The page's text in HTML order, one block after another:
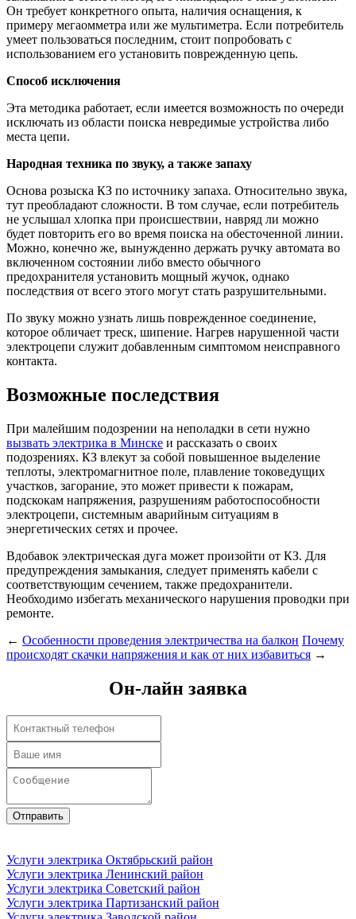
Он требует конкретного опыта, наличия оснащения, к
примеру мегаомметра или же мультиметра. Если потребитель
умеет пользоваться последним, стоит попробовать с
использованием его установить поврежденную цепь.
Способ исключения
Эта методика работает, если имеется возможность по очереди
исключать из области поиска невредимые устройства либо
места цепи.
Народная техника по звуку, а также запаху
Основа розыска КЗ по источнику запаха. Относительно звука,
тут преобладают сложности. В том случае, если потребитель
не услышал хлопка при происшествии, навряд ли можно
будет повторить его во время поиска на обесточенной линии.
Можно, конечно же, вынужденно держать ручку автомата во
включенном состоянии либо вместо обычного
предохранителя установить мощный жучок, однако
последствия от всего этого могут стать разрушительными.
По звуку можно узнать лишь поврежденное соединение,
которое обличает треск, шипение. Нагрев нарушенной части
электроцепи служит добавленным симптомом неисправного
контакта.
Возможные последствия
При малейшим подозрении на неполадки в сети нужно
вызвать электрика в Минске и рассказать о своих
подозрениях. КЗ влекут за собой повышенное выделение
теплоты, электромагнитное поле, плавление токоведущих
участков, загорание, это может привести к пожарам,
подскокам напряжения, разрушениям работоспособности
электроцепи, системным аварийным ситуациям в
энергетических сетях и прочее.
Вдобавок электрическая дуга может произойти от КЗ. Для
предупреждения замыкания, следует применять кабели с
соответствующим сечением, также предохранители.
Необходимо избегать механического нарушения проводки при
ремонте.
← Особенности проведения электричества на балкон Почему
происходят скачки напряжения и как от них избавиться →
Он-лайн заявка
Отправить
Услуги электрика Октябрьский район
Услуги электрика Ленинский район
Услуги электрика Советский район
Услуги электрика Партизанский район